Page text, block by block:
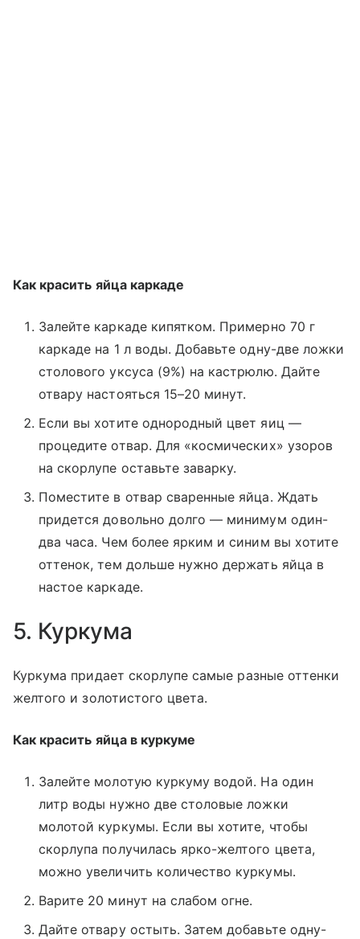
Как красить яйца каркаде
Залейте каркаде кипятком. Примерно 70 г
каркаде на 1 л воды. Добавьте одну-две ложки
столового уксуса (9%) на кастрюлю. Дайте
отвару настояться 15–20 минут.
Если вы хотите однородный цвет яиц —
процедите отвар. Для «космических» узоров
на скорлупе оставьте заварку.
Поместите в отвар сваренные яйца. Ждать
придется довольно долго — минимум один-
два часа. Чем более ярким и синим вы хотите
оттенок, тем дольше нужно держать яйца в
настое каркаде.
5. Куркума
Куркума придает скорлупе самые разные оттенки
желтого и золотистого цвета.
Как красить яйца в куркуме
Залейте молотую куркуму водой. На один
литр воды нужно две столовые ложки
молотой куркумы. Если вы хотите, чтобы
скорлупа получилась ярко-желтого цвета,
можно увеличить количество куркумы.
Варите 20 минут на слабом огне.
Дайте отвару остыть. Затем добавьте одну-